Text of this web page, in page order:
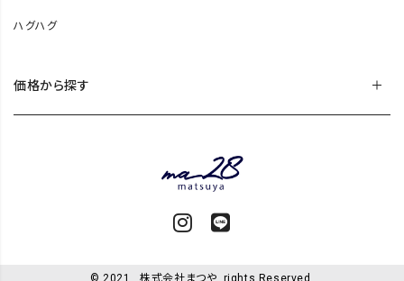
ハグハグ
価格から探す
© 2021 . 株式会社まつや .rights Reserved.